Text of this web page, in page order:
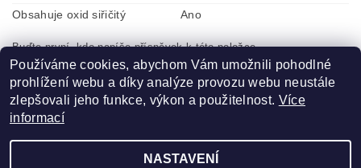
Obsahuje oxid siřičitý
Ano
Buďte první, kdo napíše příspěvek k této položce.
Přidat komentář
Používáme cookies, abychom Vám umožnili pohodlné
prohlížení webu a díky analýze provozu webu neustále
zlepšovali jeho funkce, výkon a použitelnost. Více
informací
NASTAVENÍ